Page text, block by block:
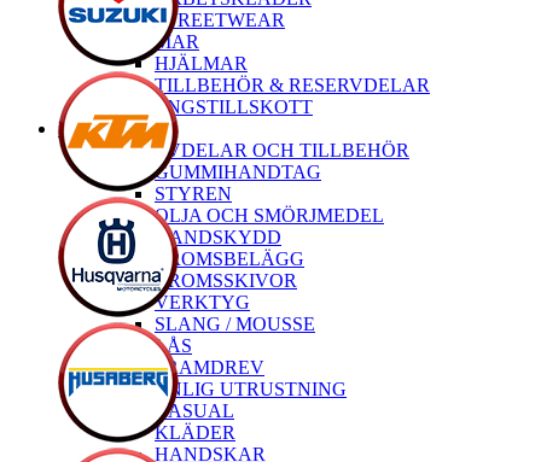
STREETWEAR
HJÄLMAR
HJÄLMAR
TILLBEHÖR & RESERVDELAR
TRÄNINGSTILLSKOTT
MTB
RESERVDELAR OCH TILLBEHÖR
GUMMIHANDTAG
STYREN
OLJA OCH SMÖRJMEDEL
HANDSKYDD
BROMSBELÄGG
BROMSSKIVOR
VERKTYG
SLANG / MOUSSE
LÅS
FRAMDREV
PERSONLIG UTRUSTNING
CASUAL
KLÄDER
HANDSKAR